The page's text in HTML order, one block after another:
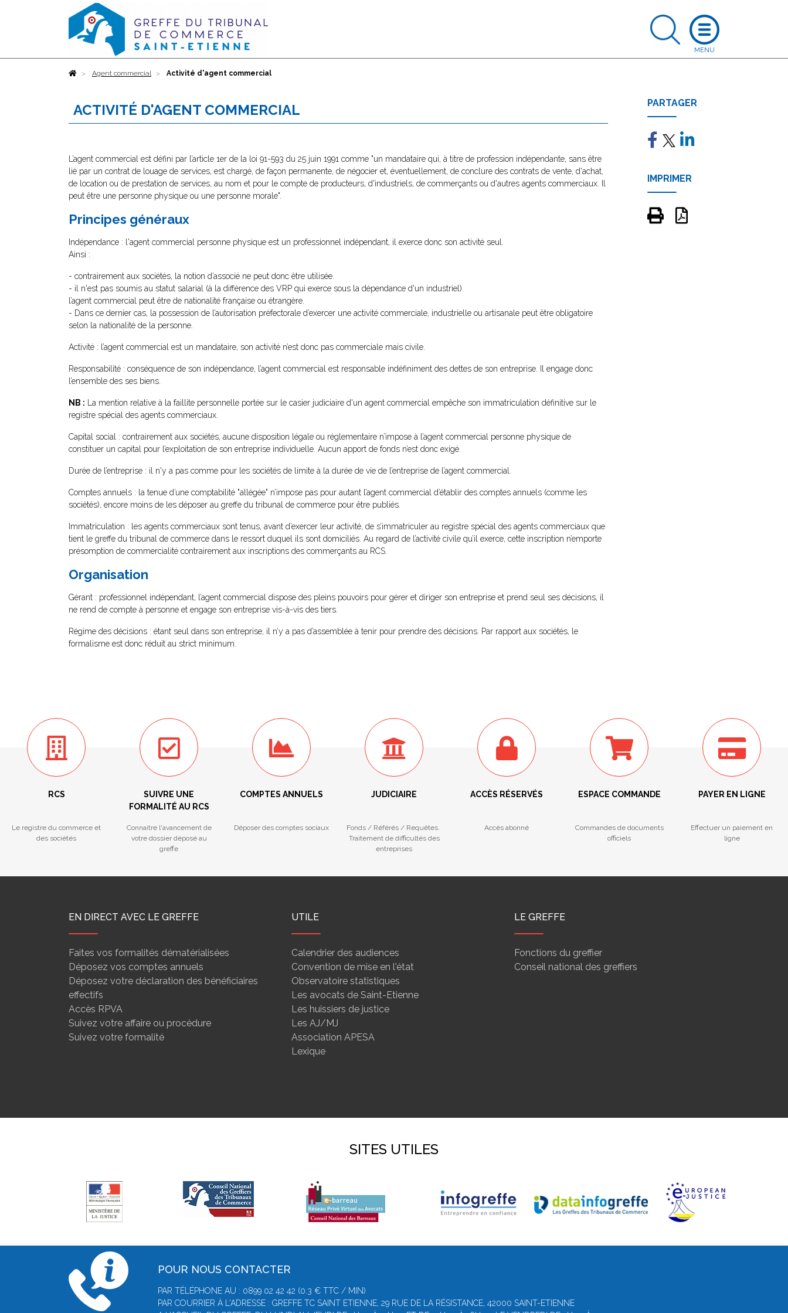
AccueilAgent commercial Activité d'agent commercial
ACTIVITÉ D'AGENT COMMERCIAL
L’agent commercial est défini par l’article 1er de la loi 91-593 du 25 juin 1991 comme "un mandataire qui, à titre de profession indépendante, sans être
lié par un contrat de louage de services, est chargé, de façon permanente, de négocier et, éventuellement, de conclure des contrats de vente, d'achat,
de location ou de prestation de services, au nom et pour le compte de producteurs, d'industriels, de commerçants ou d'autres agents commerciaux. Il
peut être une personne physique ou une personne morale".
Principes généraux
Indépendance : l'agent commercial personne physique est un professionnel indépendant, il exerce donc son activité seul.
Ainsi :
- contrairement aux sociétés, la notion d’associé ne peut donc être utilisée.
- il n'est pas soumis au statut salarial (à la différence des VRP qui exerce sous la dépendance d'un industriel).
l’agent commercial peut être de nationalité française ou étrangère.
- Dans ce dernier cas, la possession de l’autorisation préfectorale d’exercer une activité commerciale, industrielle ou artisanale peut être obligatoire
selon la nationalité de la personne.
Activité : l’agent commercial est un mandataire, son activité n’est donc pas commerciale mais civile.
Responsabilité : conséquence de son indépendance, l’agent commercial est responsable indéfiniment des dettes de son entreprise. Il engage donc
l’ensemble des ses biens.
NB : La mention relative à la faillite personnelle portée sur le casier judiciaire d'un agent commercial empêche son immatriculation définitive sur le
registre spécial des agents commerciaux.
Capital social : contrairement aux sociétés, aucune disposition légale ou réglementaire n’impose à l’agent commercial personne physique de
constituer un capital pour l’exploitation de son entreprise individuelle. Aucun apport de fonds n’est donc exigé.
Durée de l’entreprise : il n'y a pas comme pour les sociétés de limite à la durée de vie de l’entreprise de l’agent commercial.
Comptes annuels : la tenue d’une comptabilité "allégée" n’impose pas pour autant l’agent commercial d’établir des comptes annuels (comme les
sociétés), encore moins de les déposer au greffe du tribunal de commerce pour être publiés.
Immatriculation : les agents commerciaux sont tenus, avant d’exercer leur activité, de s’immatriculer au registre spécial des agents commerciaux que
tient le greffe du tribunal de commerce dans le ressort duquel ils sont domiciliés. Au regard de l’activité civile qu’il exerce, cette inscription n’emporte
présomption de commercialité contrairement aux inscriptions des commerçants au RCS.
Organisation
Gérant : professionnel indépendant, l’agent commercial dispose des pleins pouvoirs pour gérer et diriger son entreprise et prend seul ses décisions, il
ne rend de compte à personne et engage son entreprise vis-à-vis des tiers.
Régime des décisions : étant seul dans son entreprise, il n’y a pas d’assemblée à tenir pour prendre des décisions. Par rapport aux sociétés, le
formalisme est donc réduit au strict minimum.
PARTAGER
IMPRIMER
RCS
Le registre du commerce et
des sociétés
SUIVRE UNE
FORMALITÉ AU RCS
Connaitre l'avancement de
votre dossier déposé au
greffe
COMPTES ANNUELS
Déposer des comptes sociaux
JUDICIAIRE
Fonds / Référés / Requêtes.
Traitement de difficultés des
entreprises
ACCÈS RÉSERVÉS
Accès abonné
ESPACE COMMANDE
Commandes de documents
officiels
PAYER EN LIGNE
Effectuer un paiement en
ligne
EN DIRECT AVEC LE GREFFE
Faites vos formalités dématérialisées
Déposez vos comptes annuels
Déposez votre déclaration des bénéficiaires
effectifs
Accès RPVA
Suivez votre affaire ou procédure
Suivez votre formalité
UTILE
Calendrier des audiences
Convention de mise en l'état
Observatoire statistiques
Les avocats de Saint-Etienne
Les huissiers de justice
Les AJ/MJ
Association APESA
Lexique
LE GREFFE
Fonctions du greffier
Conseil national des greffiers
SITES UTILES
POUR NOUS CONTACTER
PAR TÉLÉPHONE AU : 0899 02 42 42 (0.3 € TTC / MIN)
PAR COURRIER À L'ADRESSE : GREFFE TC SAINT ETIENNE, 29 RUE DE LA RÉSISTANCE, 42000 SAINT-ETIENNE